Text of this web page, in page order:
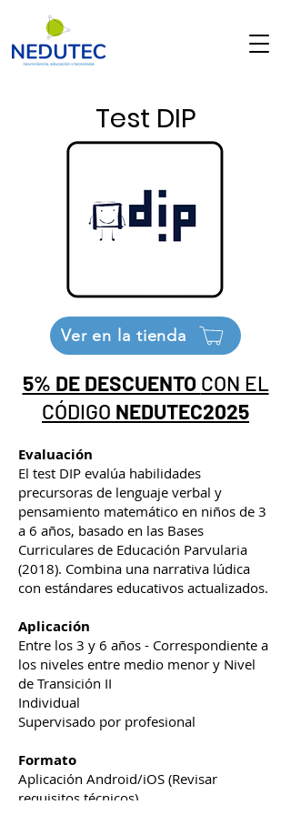
Test DIP
Ver en la tienda
5% DE DESCUENTO CON EL
CÓDIGO NEDUTEC2025
Evaluación
El test DIP evalúa habilidades
precursoras de lenguaje verbal y
pensamiento matemático en niños de 3
a 6 años, basado en las Bases
Curriculares de Educación Parvularia
(2018). Combina una narrativa lúdica
con estándares educativos actualizados.
Aplicación
Entre los 3 y 6 años - Correspondiente a
los niveles entre medio menor y Nivel
de Transición II
Individual
Supervisado por profesional
Formato
Aplicación Android/iOS (Revisar
requisitos técnicos)